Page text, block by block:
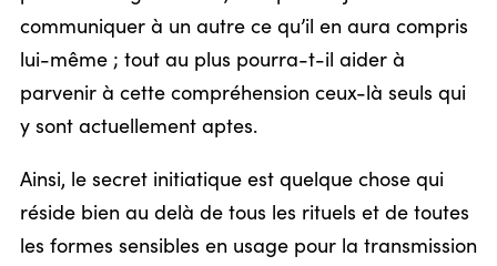
communiquer à un autre ce qu’il en aura compris
lui-même ; tout au plus pourra-t-il aider à
parvenir à cette compréhension ceux-là seuls qui
y sont actuellement aptes.
Ainsi, le secret initiatique est quelque chose qui
réside bien au delà de tous les rituels et de toutes
les formes sensibles en usage pour la transmission